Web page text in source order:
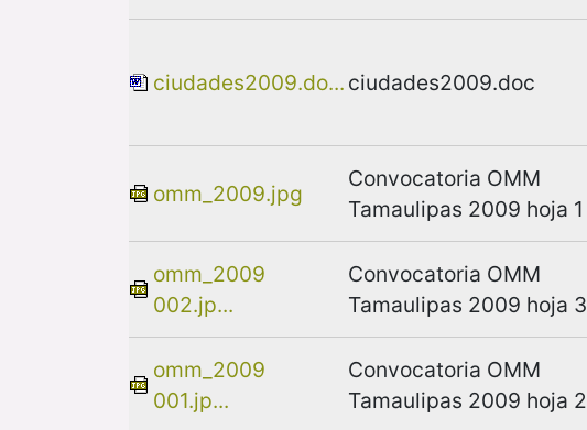
ciudades2009.do... ciudades2009.doc
omm_2009.jpg
Convocatoria OMM
Tamaulipas 2009 hoja 1
omm_2009
002.jp...
Convocatoria OMM
Tamaulipas 2009 hoja 3
omm_2009
001.jp...
Convocatoria OMM
Tamaulipas 2009 hoja 2